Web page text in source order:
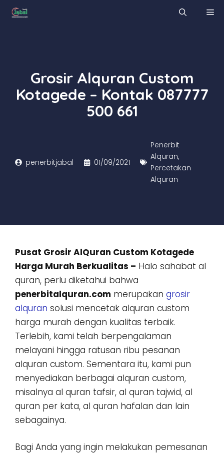
Skip
Grosir Alquran Custom
Kotagede – Kontak 087777
500 661
penerbitjabal 01/09/2021
Penerbit
Alquran,
Percetakan
Alquran
Pusat Grosir AlQuran Custom Kotagede
Harga Murah Berkualitas – Halo sahabat al
quran, perlu diketahui bahwa
penerbitalquran.com merupakan grosir
alquran solusi mencetak alquran custom
harga murah dengan kualitas terbaik.
Terlebih, kami telah berpengalaman
melayani hingga ratusan ribu pesanan
alquran custom. Sementara itu, kami pun
menyediakan berbagai alquran custom,
misalnya al quran tafsir, al quran tajwid, al
quran per kata, al quran hafalan dan lain
sebagainya.
Bagi Anda yang ingin melakukan pemesanan